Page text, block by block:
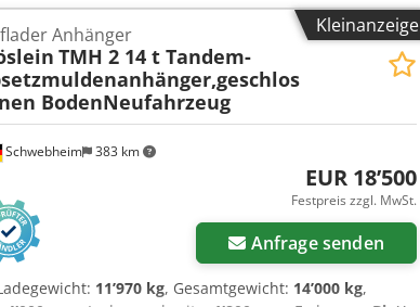
t , 16 x Rungentaschen im Aussenrahmen,
seitlich verstellbar, Federheber für 1 teilige Rampen,
oder Spanngurte, Konturmarkierung nach
Tauchbad- Feuerverzinkt, , incl. Achslastanzeigen, ,
= Preis: 800 ¤, Verbreiterung auf 3 m =
Auch mit 8,10 m Ladeflächenlänge + Verbreiterung
vorbehalten, Muster- Bilder --, Mehr Daten
Kleinanzeige
Schwebheim 383 km
Anhänger
TMH 2 14 t Tandem-
BodenNeufahrzeug
EUR 18’500
Festpreis zzgl. MwSt.
Anfrage senden
11’970 kg, Gesamtgewicht: 14’000 kg,